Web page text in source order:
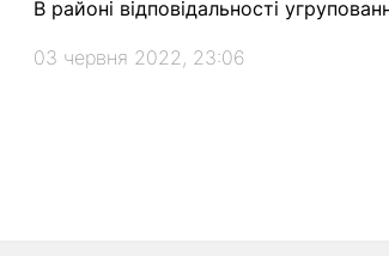
В районі відповідальності
03 червня 2022, 23:06